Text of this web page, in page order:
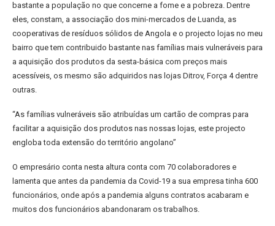
bastante a população no que concerne a fome e a pobreza. Dentre
eles, constam, a associação dos mini-mercados de Luanda, as
cooperativas de resíduos sólidos de Angola e o projecto lojas no meu
bairro que tem contribuido bastante nas famílias mais vulneráveis para
a aquisição dos produtos da sesta-básica com preços mais
acessíveis, os mesmo são adquiridos nas lojas Ditrov, Força 4 dentre
outras.
“As famílias vulneráveis são atribuídas um cartão de compras para
facilitar a aquisição dos produtos nas nossas lojas, este projecto
engloba toda extensão do território angolano”
O empresário conta nesta altura conta com 70 colaboradores e
lamenta que antes da pandemia da Covid-19 a sua empresa tinha 600
funcionários, onde após a pandemia alguns contratos acabaram e
muitos dos funcionários abandonaram os trabalhos.